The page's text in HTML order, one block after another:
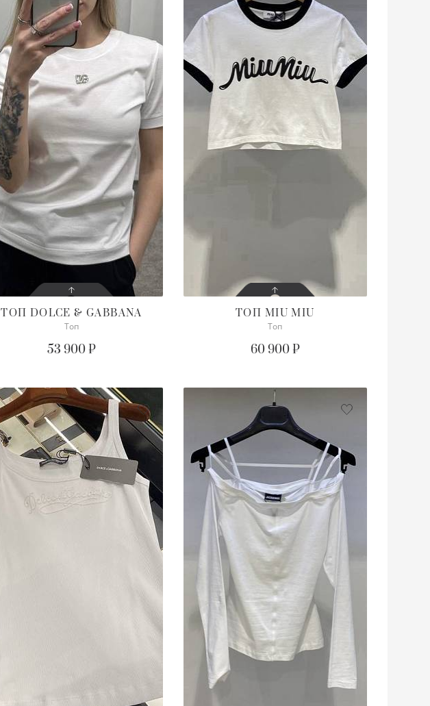
СОСТОЯНИЕ
С БИРКОЙ
нужного размера
ПОДРОБНЕЕ
ТОП DOLCE & GABBANA
Топ
53 900 ₽
СОСТОЯНИЕ
ТОП MIU MIU
Топ
60 900 ₽